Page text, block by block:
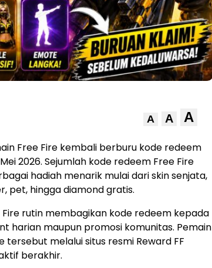
A A A
Free Fire kembali berburu kode redeem
2026. Sejumlah kode redeem Free Fire
hadiah menarik mulai dari skin senjata,
pet, hingga diamond gratis.
rutin membagikan kode redeem kepada
harian maupun promosi komunitas. Pemain
melalui situs resmi Reward FF
berakhir.